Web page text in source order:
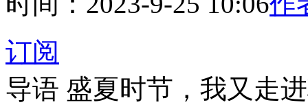
订阅
导语 盛夏时节，我又走